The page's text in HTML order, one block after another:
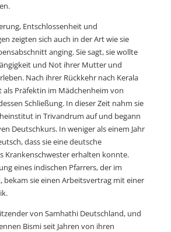
Entschlossenheit und
zeigten sich auch in der Art wie sie
anging. Sie sagt, sie wollte
und Not ihrer Mutter und
Nach ihrer Rückkehr nach Kerala
als Präfektin im Mädchenheim von
Schließung. In dieser Zeit nahm sie
in Trivandrum auf und begann
Deutschkurs. In weniger als einem Jahr
dass sie eine deutsche
Krankenschwester erhalten konnte.
eines indischen Pfarrers, der im
bekam sie einen Arbeitsvertrag mit einer
von Samhathi Deutschland, und
Bismi seit Jahren von ihren